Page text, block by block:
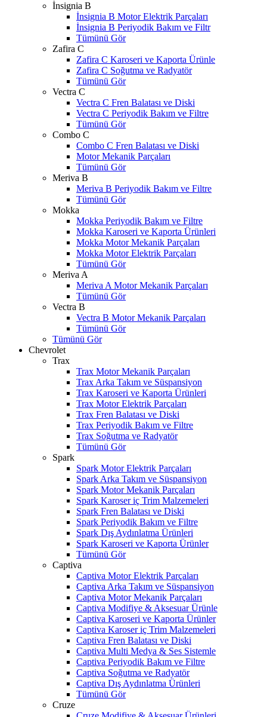
İnsignia B
İnsignia B Motor Elektrik Parçaları
İnsignia B Periyodik Bakım ve Filtr
Tümünü Gör
Zafira C
Zafira C Karoseri ve Kaporta Ürünle
Zafira C Soğutma ve Radyatör
Tümünü Gör
Vectra C
Vectra C Fren Balatası ve Diski
Vectra C Periyodik Bakım ve Filtre
Tümünü Gör
Combo C
Combo C Fren Balatası ve Diski
Motor Mekanik Parçaları
Tümünü Gör
Meriva B
Meriva B Periyodik Bakım ve Filtre
Tümünü Gör
Mokka
Mokka Periyodik Bakım ve Filtre
Mokka Karoseri ve Kaporta Ürünleri
Mokka Motor Mekanik Parçaları
Mokka Motor Elektrik Parçaları
Tümünü Gör
Meriva A
Meriva A Motor Mekanik Parçaları
Tümünü Gör
Vectra B
Vectra B Motor Mekanik Parçaları
Tümünü Gör
Tümünü Gör
Chevrolet
Trax
Trax Motor Mekanik Parçaları
Trax Arka Takım ve Süspansiyon
Trax Karoseri ve Kaporta Ürünleri
Trax Motor Elektrik Parçaları
Trax Fren Balatası ve Diski
Trax Periyodik Bakım ve Filtre
Trax Soğutma ve Radyatör
Tümünü Gör
Spark
Spark Motor Elektrik Parçaları
Spark Arka Takım ve Süspansiyon
Spark Motor Mekanik Parçaları
Spark Karoser iç Trim Malzemeleri
Spark Fren Balatası ve Diski
Spark Periyodik Bakım ve Filtre
Spark Dış Aydınlatma Ürünleri
Spark Karoseri ve Kaporta Ürünler
Tümünü Gör
Captiva
Captiva Motor Elektrik Parçaları
Captiva Arka Takım ve Süspansiyon
Captiva Motor Mekanik Parçaları
Captiva Modifiye & Aksesuar Ürünle
Captiva Karoseri ve Kaporta Ürünler
Captiva Karoser iç Trim Malzemeleri
Captiva Fren Balatası ve Diski
Captiva Multi Medya & Ses Sistemle
Captiva Periyodik Bakım ve Filtre
Captiva Soğutma ve Radyatör
Captiva Dış Aydınlatma Ürünleri
Tümünü Gör
Cruze